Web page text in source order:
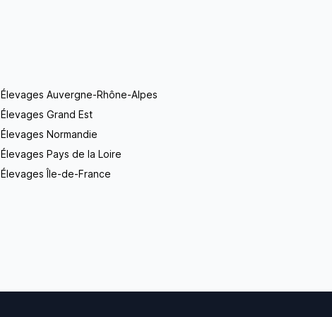
Élevages Auvergne-Rhône-Alpes
Élevages Grand Est
Élevages Normandie
Élevages Pays de la Loire
Élevages Île-de-France